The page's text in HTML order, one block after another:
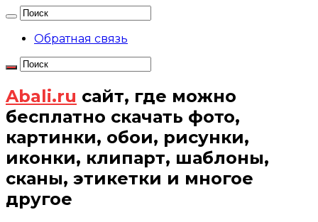
Обратная связь
Abali.ru сайт, где можно
бесплатно скачать фото,
картинки, обои, рисунки,
иконки, клипарт, шаблоны,
сканы, этикетки и многое
другое